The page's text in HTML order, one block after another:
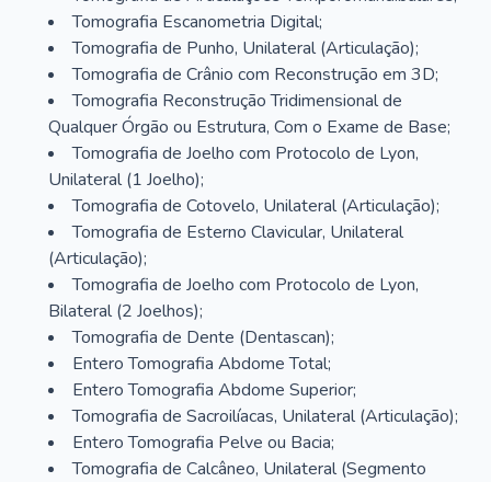
Tomografia Escanometria Digital;
Tomografia de Punho, Unilateral (Articulação);
Tomografia de Crânio com Reconstrução em 3D;
Tomografia Reconstrução Tridimensional de
Qualquer Órgão ou Estrutura, Com o Exame de Base;
Tomografia de Joelho com Protocolo de Lyon,
Unilateral (1 Joelho);
Tomografia de Cotovelo, Unilateral (Articulação);
Tomografia de Esterno Clavicular, Unilateral
(Articulação);
Tomografia de Joelho com Protocolo de Lyon,
Bilateral (2 Joelhos);
Tomografia de Dente (Dentascan);
Entero Tomografia Abdome Total;
Entero Tomografia Abdome Superior;
Tomografia de Sacroilíacas, Unilateral (Articulação);
Entero Tomografia Pelve ou Bacia;
Tomografia de Calcâneo, Unilateral (Segmento